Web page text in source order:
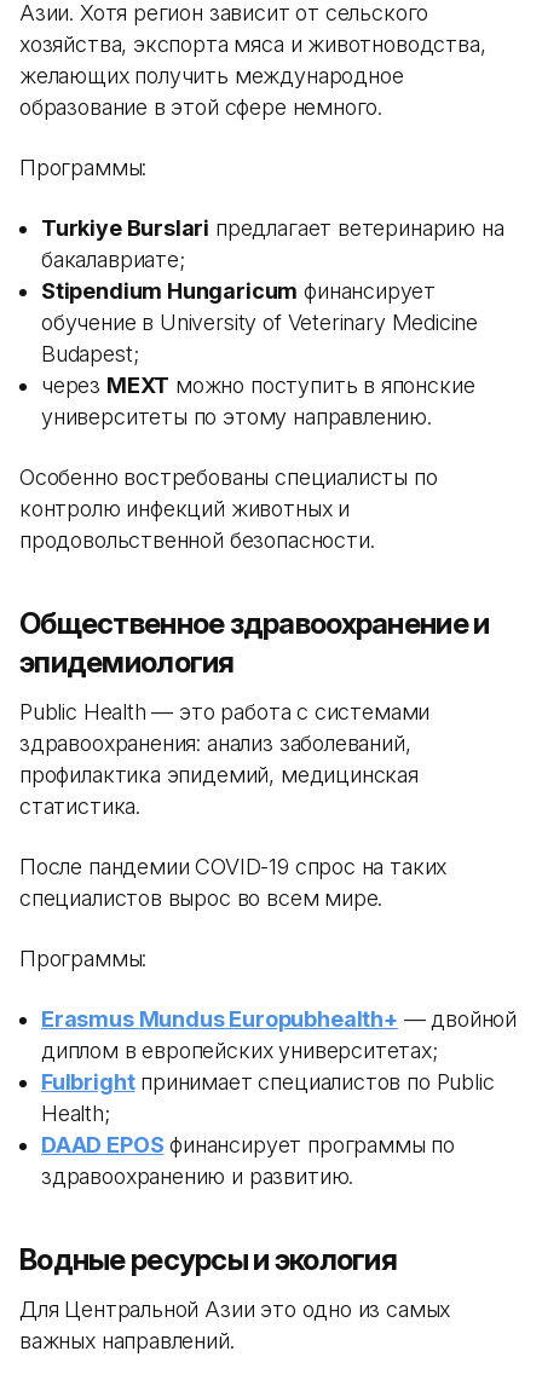
Азии. Хотя регион зависит от сельского
хозяйства, экспорта мяса и животноводства,
желающих получить международное
образование в этой сфере немного.
Программы:
Turkiye Burslari предлагает ветеринарию на
бакалавриате;
Stipendium Hungaricum финансирует
обучение в University of Veterinary Medicine
Budapest;
через MEXT можно поступить в японские
университеты по этому направлению.
Особенно востребованы специалисты по
контролю инфекций животных и
продовольственной безопасности.
Общественное здравоохранение и
эпидемиология
Public Health — это работа с системами
здравоохранения: анализ заболеваний,
профилактика эпидемий, медицинская
статистика.
После пандемии COVID-19 спрос на таких
специалистов вырос во всем мире.
Программы:
Erasmus Mundus Europubhealth+ — двойной
диплом в европейских университетах;
Fulbrightпринимает специалистов по Public
Health;
DAAD EPOS финансирует программы по
здравоохранению и развитию.
Водные ресурсы и экология
Для Центральной Азии это одно из самых
важных направлений.